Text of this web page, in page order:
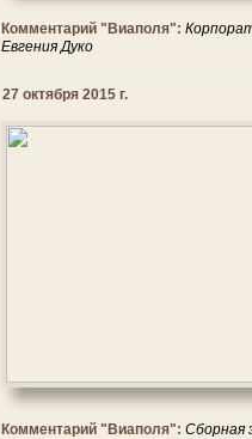
Комментарий "Виаполя":
Евгения Дуко
27 октября 2015 г.
Комментарий "Виаполя": Сборная